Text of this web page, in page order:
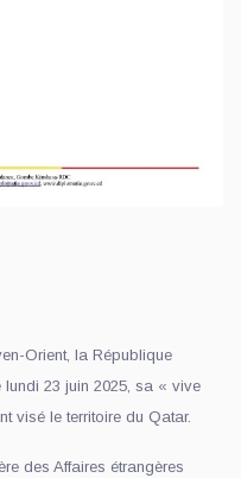
Orient, la République
23 juin 2025, sa « vive
visé le territoire du Qatar.
des Affaires étrangères